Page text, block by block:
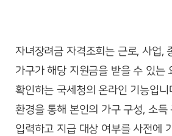
자녀장려금 자격조회는 근로, 사업,
가구가 해당 지원금을 받을 수 있는
확인하는 국세청의 온라인 기능입
환경을 통해 본인의 가구 구성, 소득
입력하고 지급 대상 여부를 사전에